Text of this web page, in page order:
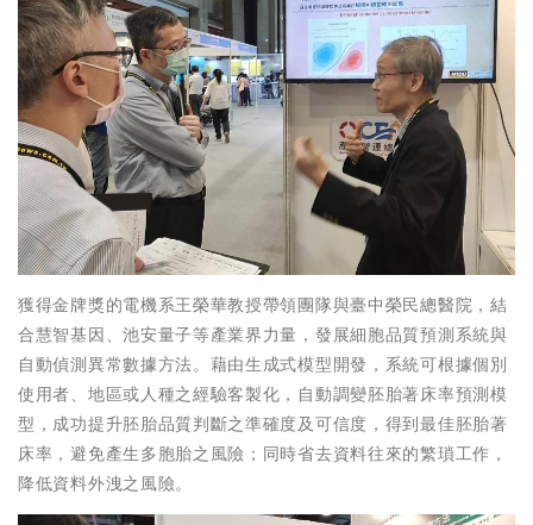
獲得金牌獎的電機系王榮華教授帶領團隊與臺中榮民總醫院，結
合慧智基因、池安量子等產業界力量，發展細胞品質預測系統與
自動偵測異常數據方法。藉由生成式模型開發，系統可根據個別
使用者、地區或人種之經驗客製化，自動調變胚胎著床率預測模
型，成功提升胚胎品質判斷之準確度及可信度，得到最佳胚胎著
床率，避免產生多胞胎之風險；同時省去資料往來的繁瑣工作，
降低資料外洩之風險。